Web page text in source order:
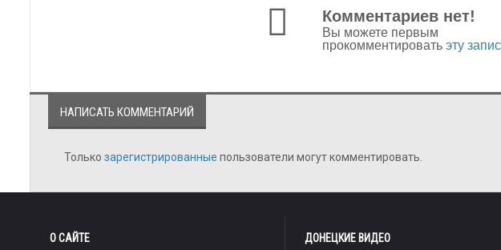
Комментариев нет!
Вы можете первым
прокомментировать эту
НАПИСАТЬ КОММЕНТАРИЙ
Только зарегистрированные пользователи могут комментировать.
О САЙТЕ
ДОНЕЦКИЕ ВИДЕО